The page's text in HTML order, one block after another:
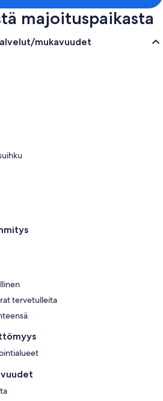
majoituspaikasta
mukavuudet
tervetulleita